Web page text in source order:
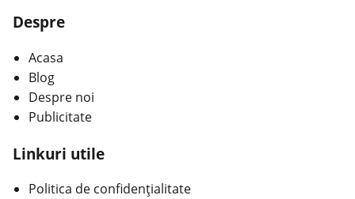
Despre
Acasa
Blog
Despre noi
Publicitate
Linkuri utile
Politica de confidențialitate